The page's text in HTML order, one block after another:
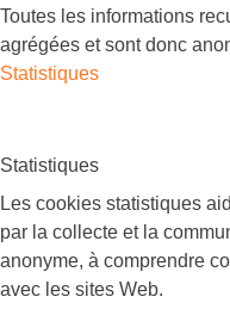
Toutes les informations
agrégées et sont donc
Statistiques
Statistiques
Les cookies statistiques
par la collecte et la
anonyme, à comprendre
avec les sites Web.